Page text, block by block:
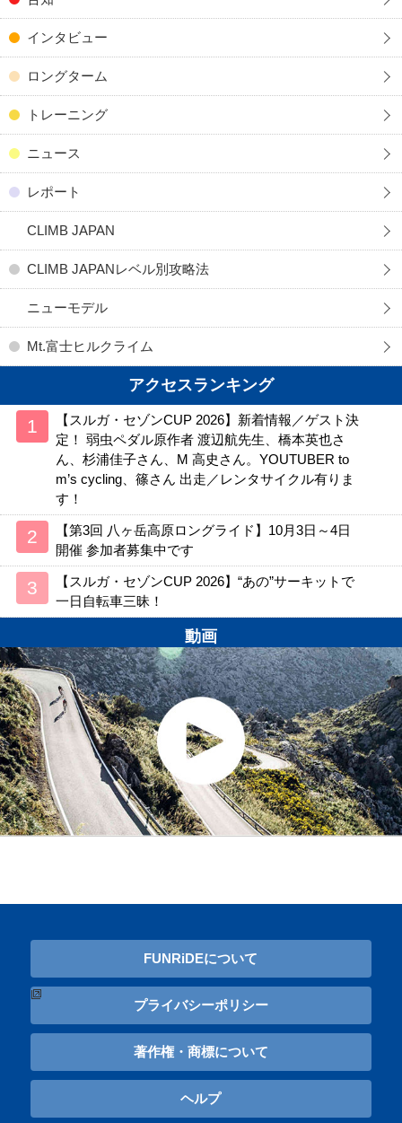
インタビュー
ロングターム
トレーニング
ニュース
レポート
CLIMB JAPAN
CLIMB JAPANレベル別攻略法
ニューモデル
Mt.富士ヒルクライム
アクセスランキング
【スルガ・セゾンCUP 2026】新着情報／ゲスト決
定！ 弱虫ペダル原作者 渡辺航先生、橋本英也さ
ん、杉浦佳子さん、M 高史さん。YOUTUBER to
m’s cycling、篠さん 出走／レンタサイクル有りま
す！
【第3回 八ヶ岳高原ロングライド】10月3日～4日
開催 参加者募集中です
【スルガ・セゾンCUP 2026】“あの”サーキットで
一日自転車三昧！
動画
FUNRiDEについて
プライバシーポリシー
著作権・商標について
ヘルプ